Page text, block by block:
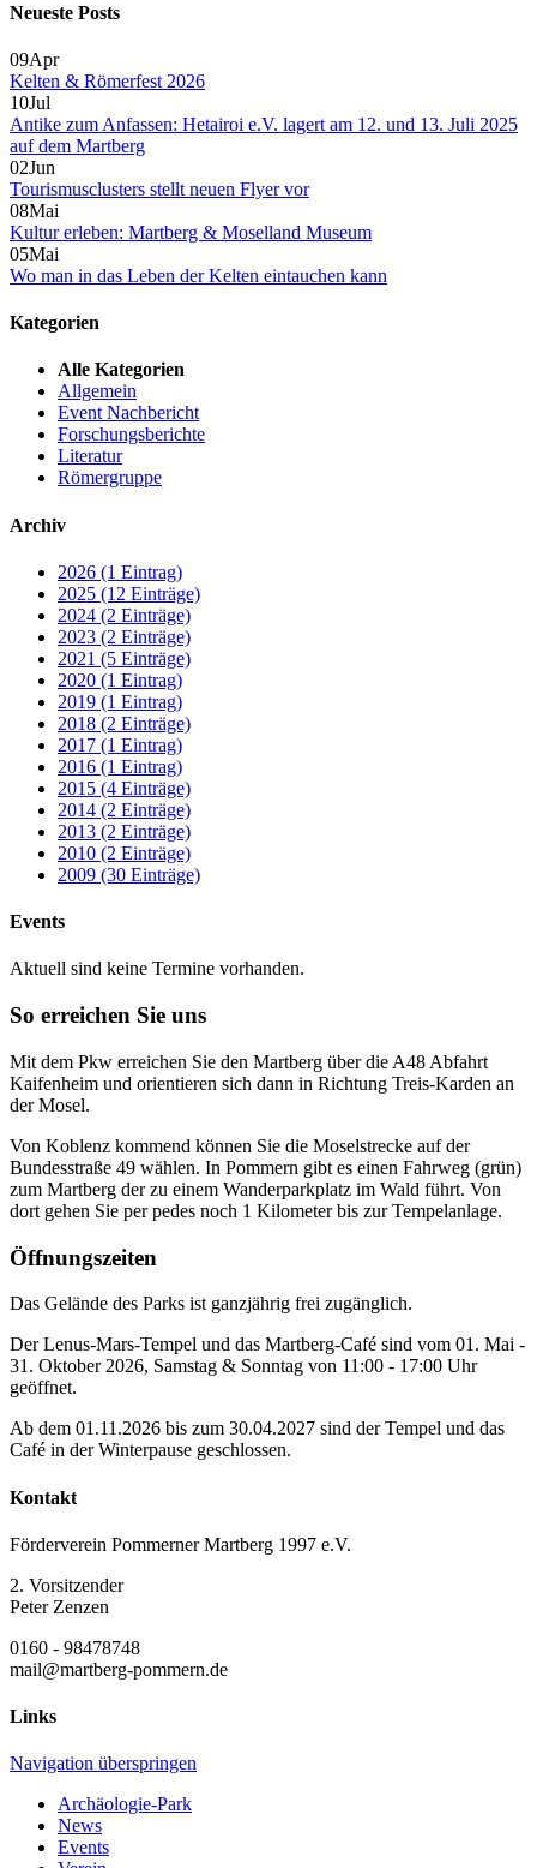
Neueste Posts
09Apr
Kelten & Römerfest 2026
10Jul
Antike zum Anfassen: Hetairoi e.V. lagert am 12. und 13. Juli 2025
auf dem Martberg
02Jun
Tourismusclusters stellt neuen Flyer vor
08Mai
Kultur erleben: Martberg & Moselland Museum
05Mai
Wo man in das Leben der Kelten eintauchen kann
Kategorien
Alle Kategorien
Allgemein
Event Nachbericht
Forschungsberichte
Literatur
Römergruppe
Archiv
2026 (1 Eintrag)
2025 (12 Einträge)
2024 (2 Einträge)
2023 (2 Einträge)
2021 (5 Einträge)
2020 (1 Eintrag)
2019 (1 Eintrag)
2018 (2 Einträge)
2017 (1 Eintrag)
2016 (1 Eintrag)
2015 (4 Einträge)
2014 (2 Einträge)
2013 (2 Einträge)
2010 (2 Einträge)
2009 (30 Einträge)
Events
Aktuell sind keine Termine vorhanden.
So erreichen Sie uns
Mit dem Pkw erreichen Sie den Martberg über die A48 Abfahrt
Kaifenheim und orientieren sich dann in Richtung Treis-Karden an
der Mosel.
Von Koblenz kommend können Sie die Moselstrecke auf der
Bundesstraße 49 wählen. In Pommern gibt es einen Fahrweg (grün)
zum Martberg der zu einem Wanderparkplatz im Wald führt. Von
dort gehen Sie per pedes noch 1 Kilometer bis zur Tempelanlage.
Öffnungszeiten
Das Gelände des Parks ist ganzjährig frei zugänglich.
Der Lenus-Mars-Tempel und das Martberg-Café sind vom 01. Mai -
31. Oktober 2026, Samstag & Sonntag von 11:00 - 17:00 Uhr
geöffnet.
Ab dem 01.11.2026 bis zum 30.04.2027 sind der Tempel und das
Café in der Winterpause geschlossen.
Kontakt
Förderverein Pommerner Martberg 1997 e.V.
2. Vorsitzender
Peter Zenzen
0160 - 98478748
mail@martberg-pommern.de
Links
Navigation überspringen
Archäologie-Park
News
Events